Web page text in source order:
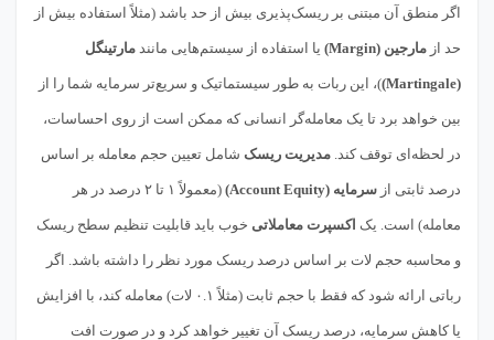
اگر منطق آن مبتنی بر ریسک‌پذیری بیش از حد باشد (مثلاً استفاده بیش از
حد از مارجین (Margin) یا استفاده از سیستم‌هایی مانند مارتینگل
(Martingale) )، این ربات به طور سیستماتیک و سریع‌تر سرمایه شما را از
بین خواهد برد تا یک معامله‌گر انسانی که ممکن است از روی احساسات،
در لحظه‌ای توقف کند. مدیریت ریسک شامل تعیین حجم معامله بر اساس
درصد ثابتی از سرمایه (Account Equity) (معمولاً ۱ تا ۲ درصد در هر
معامله) است. یک اکسپرت معاملاتی خوب باید قابلیت تنظیم سطح ریسک
و محاسبه حجم لات بر اساس درصد ریسک مورد نظر را داشته باشد. اگر
رباتی ارائه شود که فقط با حجم ثابت (مثلاً ۰.۱ لات) معامله کند، با افزایش
یا کاهش سرمایه، درصد ریسک آن تغییر خواهد کرد و در صورت افت